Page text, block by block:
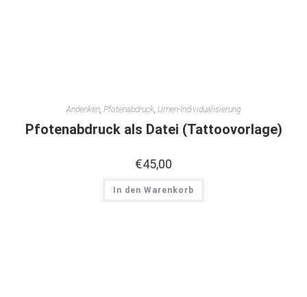
Andenken, Pfotenabdruck, Urnen-Individualisierung
Pfotenabdruck als Datei (Tattoovorlage)
€45,00
In den Warenkorb